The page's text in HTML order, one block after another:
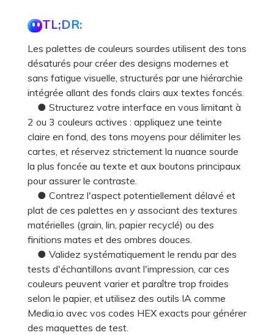
TL;DR:
Les palettes de couleurs sourdes utilisent des tons
désaturés pour créer des designs modernes et
sans fatigue visuelle, structurés par une hiérarchie
intégrée allant des fonds clairs aux textes foncés.
● Structurez votre interface en vous limitant à
2 ou 3 couleurs actives : appliquez une teinte
claire en fond, des tons moyens pour délimiter les
cartes, et réservez strictement la nuance sourde
la plus foncée au texte et aux boutons principaux
pour assurer le contraste.
● Contrez l'aspect potentiellement délavé et
plat de ces palettes en y associant des textures
matérielles (grain, lin, papier recyclé) ou des
finitions mates et des ombres douces.
● Validez systématiquement le rendu par des
tests d'échantillons avant l'impression, car ces
couleurs peuvent varier et paraître trop froides
selon le papier, et utilisez des outils IA comme
Media.io avec vos codes HEX exacts pour générer
des maquettes de test.